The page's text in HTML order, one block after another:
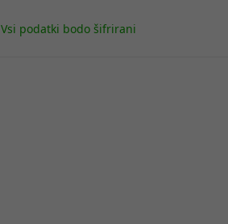
Vsi podatki bodo šifrirani